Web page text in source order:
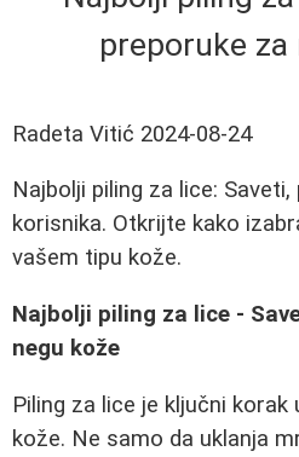
preporuke za
Radeta Vitić 2024-08-24
Najbolji piling za lice:
korisnika. Otkrijte kako
vašem tipu kože.
Najbolji piling za lice -
negu kože
Piling za lice je ključni korak
kože. Ne samo da uklanja